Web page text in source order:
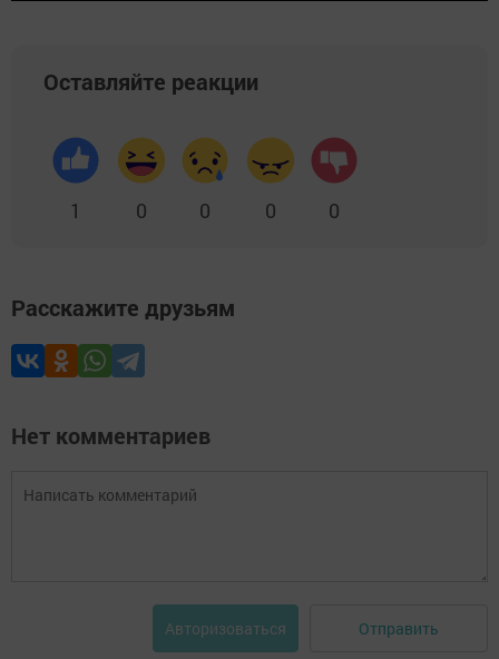
Оставляйте реакции
1 0 0 0 0
Расскажите друзьям
Нет комментариев
Авторизоваться Отправить